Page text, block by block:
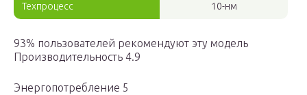
Техпроцесс 10-нм
93% пользователей рекомендуют эту модель
Производительность 4.9
Энергопотребление 5